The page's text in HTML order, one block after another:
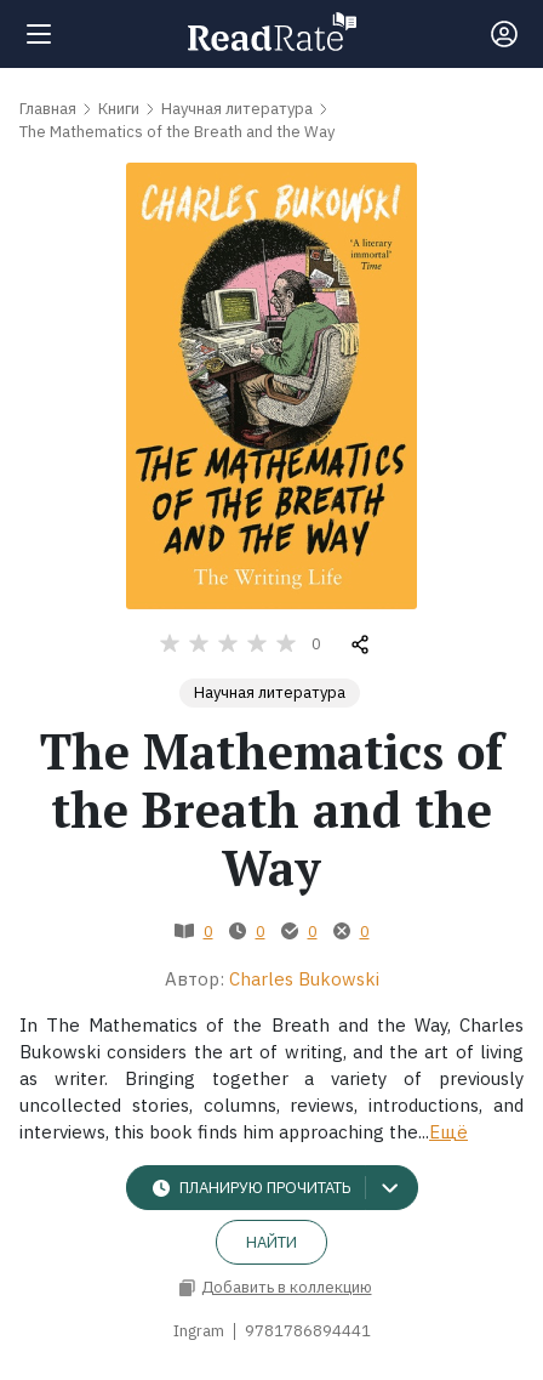
Поиск
обсуждаемые
Экранизации
Коллекции
Главная Книги
Научная литература
The Mathematics of the Breath and the Way
0
Научная литература
The Mathematics of
the Breath and the
Way
0 0 0 0
Автор: Charles Bukowski
In The Mathematics of the Breath and the Way, Charles
Bukowski considers the art of writing, and the art of living
as writer. Bringing together a variety of previously
uncollected stories, columns, reviews, introductions, and
interviews, this book finds him approaching the...Ещё
ПЛАНИРУЮ ПРОЧИТАТЬ
НАЙТИ
Добавить в коллекцию
Ingram 9781786894441